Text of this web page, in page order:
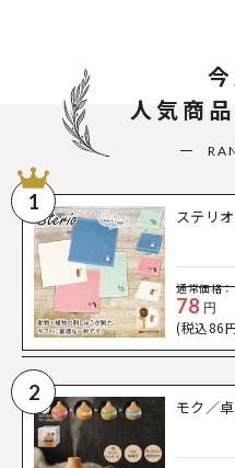
人気商
1
ステリ
通常価格：
78 円
(税込86
2
モク／